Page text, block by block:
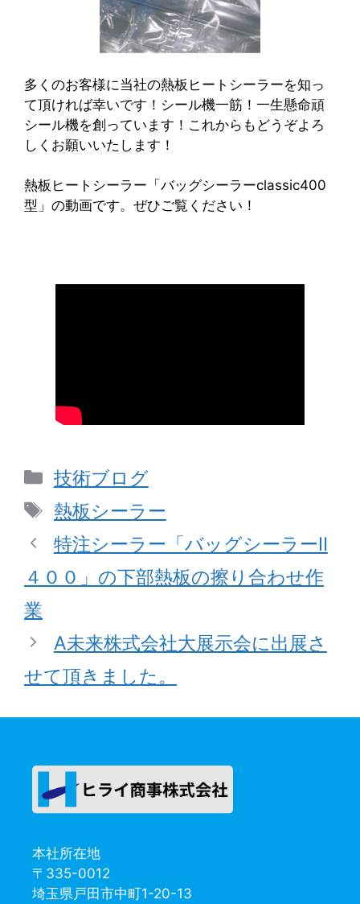
多くのお客様に当社の熱板ヒートシーラーを知っ
て頂ければ幸いです！シール機一筋！一生懸命頑
シール機を創っています！これからもどうぞよろ
しくお願いいたします！
熱板ヒートシーラー「バッグシーラーclassic400
型」の動画です。ぜひご覧ください！
カ
テ
リ
ー
技術ブログ
タ
グ
熱板シーラー
特注シーラー「バッグシーラーⅡ
４００」の下部熱板の擦り合わせ作
業
A未来株式会社大展示会に出展さ
せて頂きました。
本社所在地
〒335-0012
埼玉県戸田市中町1-20-13